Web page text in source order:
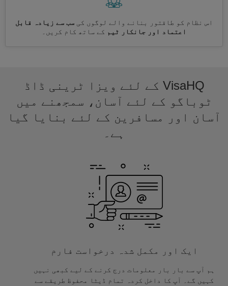
اس نظام کو طاقتور بنانے والے لوگوں کی سب سے زیادہ قابل
اعتماد اور جانکار ٹیم کے ساتھ کام کریں۔
VisaHQ کے لئے ویزا ٹرینی ڈاڈ
ٹوباگو کے لئے آسان، سمجھنے میں
آسان اور مسافرین کے لئے بنایا گیا
ہے۔
ایک اور مکمل شدہ درخواست فارم
ہم آپ سے بار بار معلومات درج کرنے کے لیے کبھی نہیں
کہیں گے۔ آپ کا داخل کردہ تمام ڈیٹا محفوظ طریقے سے